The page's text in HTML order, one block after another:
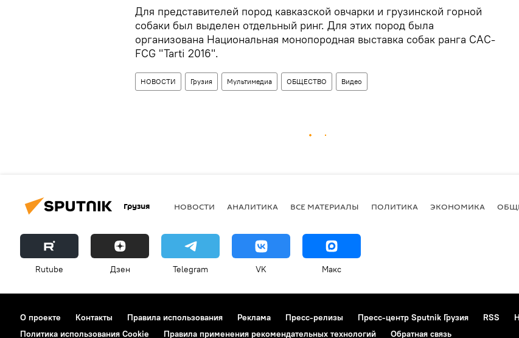
Для представителей пород кавказской овчарки и грузинской горной
собаки был выделен отдельный ринг. Для этих пород была
организована Национальная монопородная выставка собак ранга CAC-
FCG "Tarti 2016".
НОВОСТИ Грузия Мультимедиа ОБЩЕСТВО Видео
Грузия НОВОСТИ АНАЛИТИКА ВСЕ МАТЕРИАЛЫ ПОЛИТИКА ЭКОНОМИКА
Rutube Дзен Telegram VK Макс
О проекте Контакты Правила использования Реклама Пресс-релизы Пресс-центр Sputnik Грузия RSS
Политика использования Cookie
Правила применения рекомендательных технологий Обратная связь